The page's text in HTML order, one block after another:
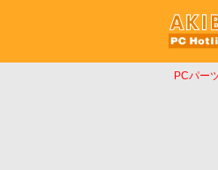
PCパー